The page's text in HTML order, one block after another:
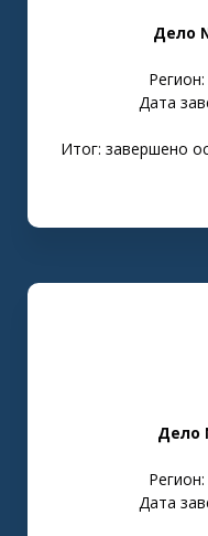
Дело
Дата
Итог: завершено
Дело
Дата